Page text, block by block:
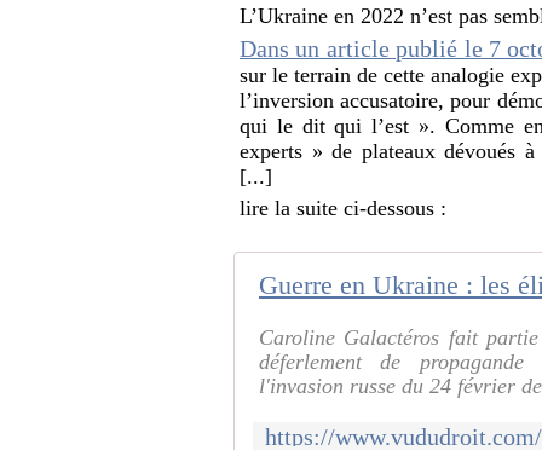
L’Ukraine en 2022 n’est pas
Dans un article publié le 7
sur le terrain de cette analogie
l’inversion accusatoire, pour
qui le dit qui l’est ». Comme
experts » de plateaux dévoués
[...]
lire la suite ci-dessous :
Caroline Galactéros fait
déferlement de
l'invasion russe du 24 février